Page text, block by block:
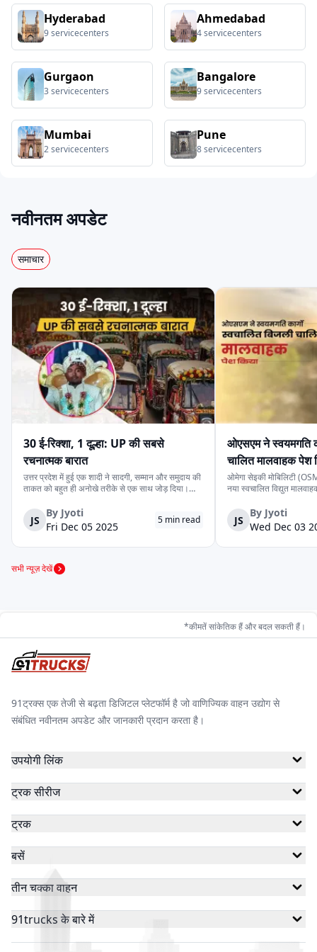
ठुकराल इलेक्ट्रिक ईब्लू
हेक्सॉल जॉय स्टार
खालसा
सोडायको स्पीगो वसन ई-मोबिलिटी
रफ़्तार इलेक्ट्रिक ज़ेन मोबिलिटी राजहंस
ज़ेलिओ वाणी मोटो
ओम राज ऑटोटेक विक्टरी स्नाइपर इलेक्ट्रिक
टॉप टीम मशीन्स
स्टार बुल साथी स्टैटिक्स इलेक्ट्रिक
Hyderabad
9servicecenters
Ahmedabad
4servicecenters
Gurgaon
3servicecenters
Bangalore
9servicecenters
Mumbai
2servicecenters
Pune
8servicecenters
नवीनतम अपडेट
समाचार
30 ई-रिक्शा, 1 दूल्हा: UP की सबसे
रचनात्मक बारात
उत्तर प्रदेश में हुई एक शादी ने सादगी, सम्मान और समुदाय की
ताकत को बहुत ही अनोखे तरीके से एक साथ जोड़ दिया।
वाहन की व्यवस्था करने के लिये पर्याप्त साधन नहीं थे।
लेकिन दोस्ती की भावना ने उस...
JS
By Jyoti
Fri Dec 05 2025
5 min read
ओएसएम ने स्वयमगति
चालित मालवाहक पेश
ओमेगा सेइकी मोबिलिटी
नया स्वचालित विद्युत
के स्वचालित यात्री संस्करण
लिये प्रस्तुत किया गया दूसरा
JS
By Jyoti
Wed Dec 03
सभी न्यूज़ देखें
*कीमतें सांकेतिक हैं और बदल सकती हैं।
91ट्रक्स एक तेजी से बढ़ता डिजिटल प्लेटफॉर्म है जो वाणिज्यिक वाहन उद्योग से
संबंधित नवीनतम अपडेट और जानकारी प्रदान करता है।
उपयोगी लिंक
ट्रक सीरीज
ट्रक
बसें
तीन चक्का वाहन
91trucks के बारे में